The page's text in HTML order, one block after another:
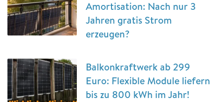
Amortisation: Nach nur 3
Jahren gratis Strom
erzeugen?
Balkonkraftwerk ab 299
Euro: Flexible Module liefern
bis zu 800 kWh im Jahr!